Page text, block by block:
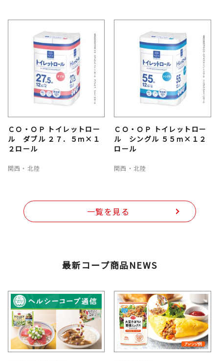
ＣＯ・ＯＰ トイレットロー
ル ダブル ２７．５ｍ×１
２ロール
関西・北陸
ＣＯ・ＯＰ トイレットロー
ル シングル ５５ｍ×１２
ロール
関西・北陸
一覧を見る
最新コープ商品NEWS